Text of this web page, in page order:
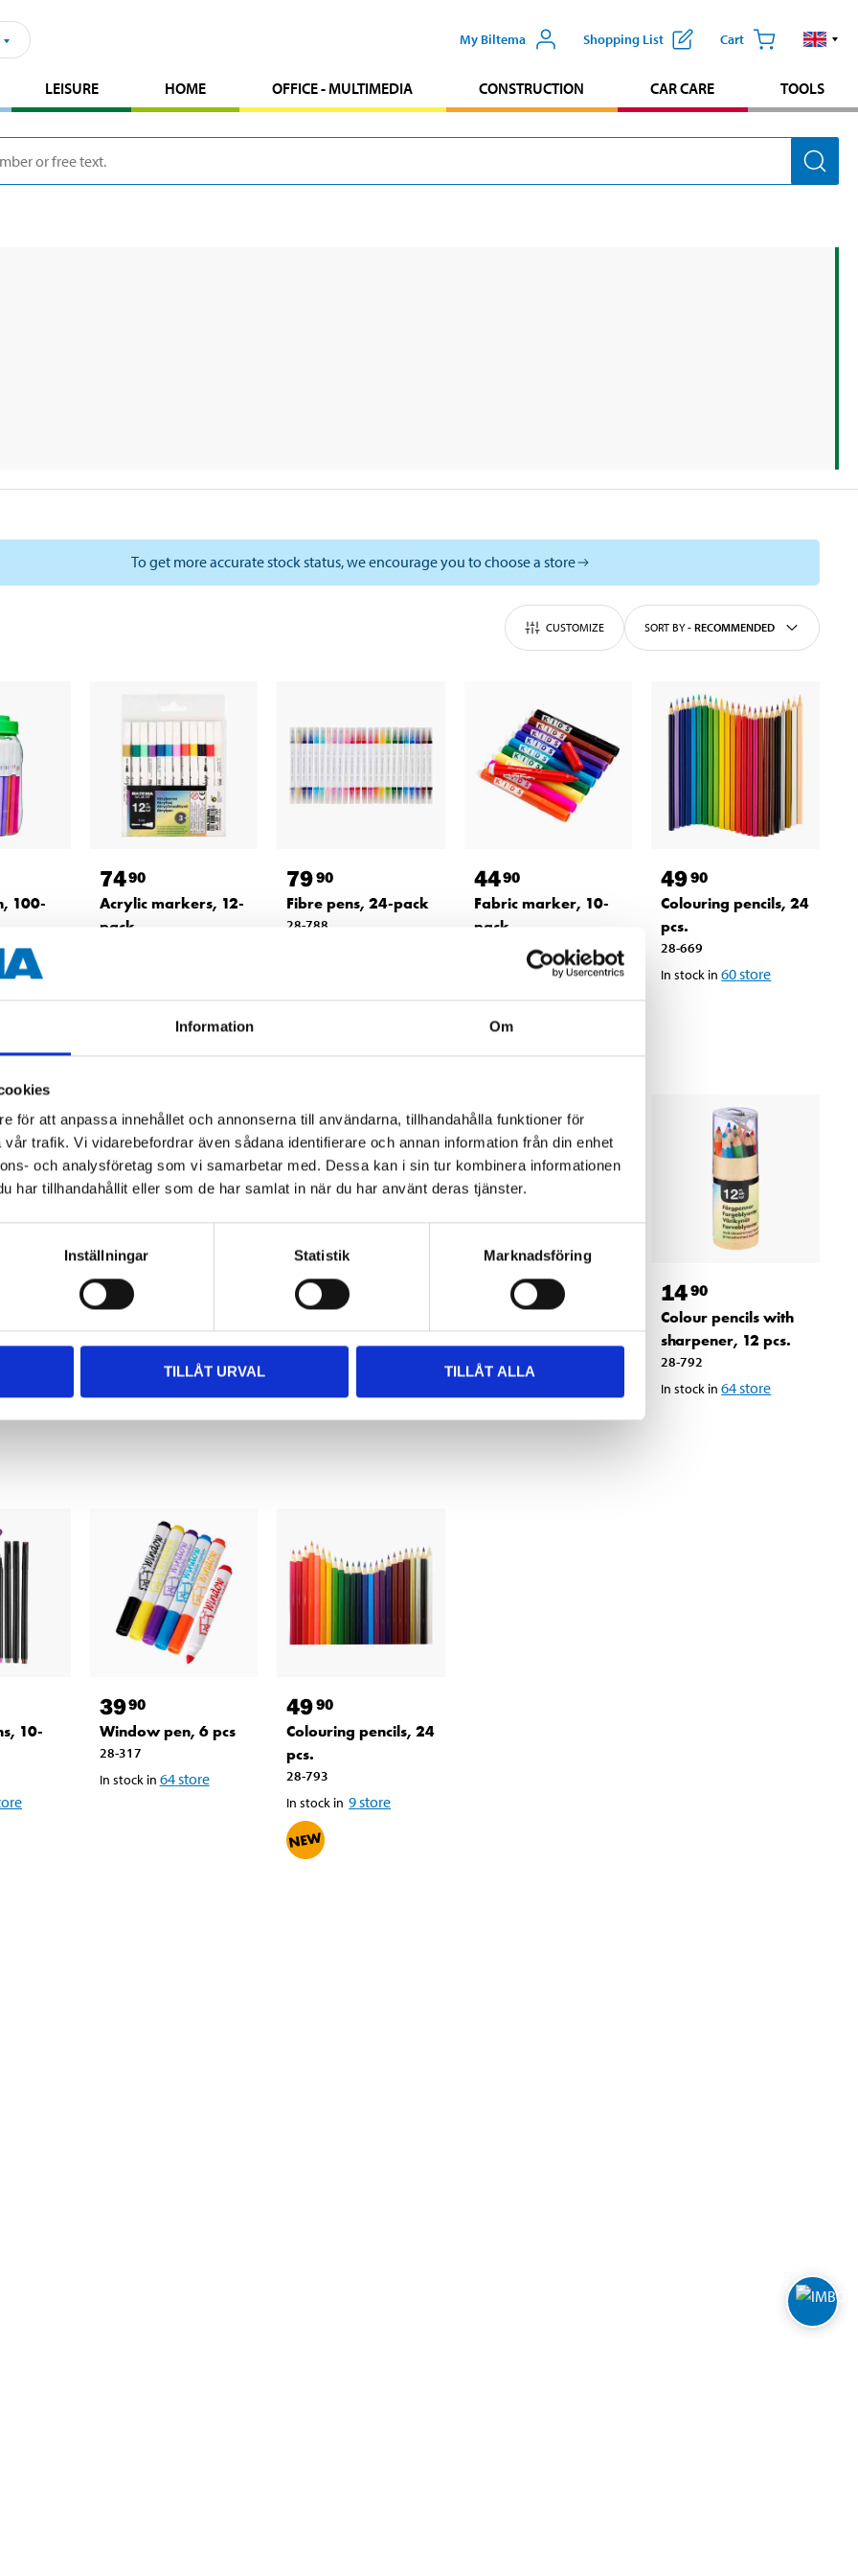
Information Om
för att anpassa innehållet och annonserna till användarna, tillhandahålla funktioner för
trafik. Vi vidarebefordrar även sådana identifierare och annan information från din enhet
och analysföretag som vi samarbetar med. Dessa kan i sin tur kombinera informationen
har tillhandahållit eller som de har samlat in när du har använt deras tjänster.
Inställningar Statistik Marknadsföring
TILLÅT URVAL TILLÅT ALLA
My Biltema Shopping List Cart
LEISURE HOME OFFICE - MULTIMEDIA CONSTRUCTION CAR CARE TOOLS
To get more accurate stock status, we encourage you to choose a store
CUSTOMIZE SORT BY- RECOMMENDED
100-
7490
Acrylic markers, 12-
pack
7990
Fibre pens, 24-pack
28-788
4490
Fabric marker, 10-
pack
64 store
4990
Colouring pencils, 24
pcs.
28-669
In stock in 60store
19 90 4990 90
28-785
1490
Colour pencils with
sharpener, 12 pcs.
28-792
In stock in 64store
10-
3990
Window pen, 6 pcs
28-317
In stock in 64store
4990
Colouring pencils, 24
pcs.
28-793
In stock in 9store